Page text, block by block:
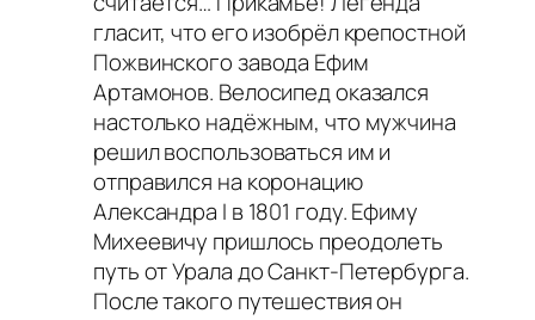
гласит, что его изобрёл крепостной
Пожвинского завода Ефим
Артамонов. Велосипед оказался
настолько надёжным, что мужчина
решил воспользоваться им и
отправился на коронацию
Александра I в 1801 году. Ефиму
Михеевичу пришлось преодолеть
путь от Урала до Санкт-Петербурга.
После такого путешествия он